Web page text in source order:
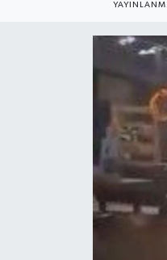
HABERDE İNSAN
KÜLTÜR SANAT
MAGAZİN